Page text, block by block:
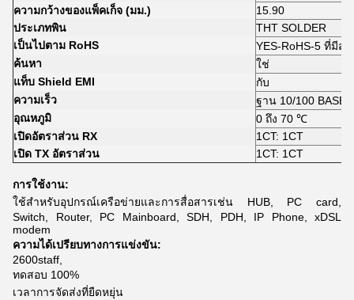
ความกว้างของแพ็คเก็จ (มม.)
15.90
ประเภทพิน
THT SOLDER
เป็นไปตาม RoHS
YES-RoHS-5 ที่มีส่
ค้นหา
ใช่
แท็บ Shield EMI
กับ
ความเร็ว
ฐาน 10/100 BASE-
อุณหภูมิ
0 ถึง 70 ℃
เปิดอัตราส่วน RX
1CT: 1CT
เปิด TX อัตราส่วน
1CT: 1CT
การใช้งาน:
ใช้สำหรับอุปกรณ์เครือข่ายและการสื่อสารเช่น HUB, PC card,
Switch, Router, PC Mainboard, SDH, PDH, IP Phone, xDSL
modem
ความได้เปรียบทางการแข่งขัน:
2600staff,
ทดสอบ 100%
เวลาการจัดส่งที่ยืดหยุ่น